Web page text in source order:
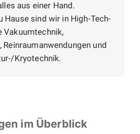
aus einer Hand.
Hause sind wir in High-Tech-
Vakuumtechnik,
Reinraumanwendungen und
Kryotechnik.
im Überblick